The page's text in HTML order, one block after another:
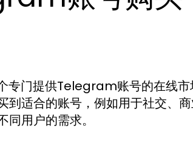
门提供Telegram账号的在线市
到适合的账号，例如用于社交、
用户的需求。